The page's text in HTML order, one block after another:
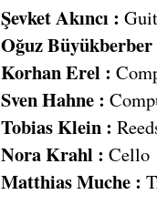
Şevket Akıncı :
Oğuz
Korhan Erel :
Sven Hahne :
Tobias Klein :
Nora Krahl : Cello
Matthias Muche :